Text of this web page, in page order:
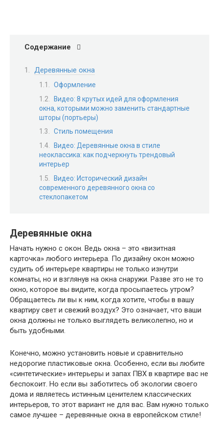
Содержание
Деревянные окна
Оформление
Видео: 8 крутых идей для оформления
окна, которыми можно заменить стандартные
шторы (портьеры)
Стиль помещения
Видео: Деревянные окна в стиле
неоклассика: как подчеркнуть трендовый
интерьер
Видео: Исторический дизайн
современного деревянного окна со
стеклопакетом
Деревянные окна
Начать нужно с окон. Ведь окна – это «визитная
карточка» любого интерьера. По дизайну окон можно
судить об интерьере квартиры не только изнутри
комнаты, но и взглянув на окна снаружи. Разве это не то
окно, которое вы видите, когда просыпаетесь утром?
Обращаетесь ли вы к ним, когда хотите, чтобы в вашу
квартиру свет и свежий воздух? Это означает, что ваши
окна должны не только выглядеть великолепно, но и
быть удобными.
Конечно, можно установить новые и сравнительно
недорогие пластиковые окна. Особенно, если вы любите
«синтетические» интерьеры и запах ПВХ в квартире вас не
беспокоит. Но если вы заботитесь об экологии своего
дома и являетесь истинным ценителем классических
интерьеров, то этот вариант не для вас. Вам нужно только
самое лучшее – деревянные окна в европейском стиле!